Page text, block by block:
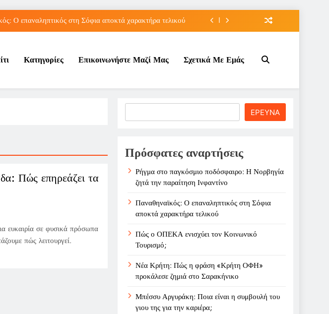
Ο επαναληπτικός στη Σόφια αποκτά χαρακτήρα τελικού
η φράση «Κρήτη ΟΦΗ» προκάλεσε ζημιά στο Σαρακήνικο
Ο επαναληπτικός στη Σόφια αποκτά χαρακτήρα τελικού
Πώς ο ΟΠΕΚΑ ενισχύει τον Κοινωνικό Τουρισμό;
Κατηγορίες Επικοινωνήστε Μαζί Μας Σχετικά Με Εμάς
Πώς επηρεάζει τα
ευκαιρία σε φυσικά πρόσωπα
πώς λειτουργεί.
ΕΡΕΥΝΑ
Πρόσφατες αναρτήσεις
Ρήγμα στο παγκόσμιο ποδόσφαιρο: Η Νορβηγία
ζητά την παραίτηση Ινφαντίνο
Παναθηναϊκός: Ο επαναληπτικός στη Σόφια
αποκτά χαρακτήρα τελικού
Πώς ο ΟΠΕΚΑ ενισχύει τον Κοινωνικό
Τουρισμό;
Νέα Κρήτη: Πώς η φράση «Κρήτη ΟΦΗ»
προκάλεσε ζημιά στο Σαρακήνικο
Μπέσσυ Αργυράκη: Ποια είναι η συμβουλή του
γιου της για την καριέρα;